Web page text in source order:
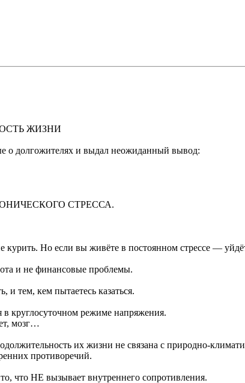
ЖИЗНИ
о долгожителях и выдал неожиданный вывод:
СТРЕССА.
Но если вы живёте в постоянном стрессе —
и не финансовые проблемы.
кем пытаетесь казаться.
круглосуточном режиме напряжения.
мозг…
их жизни не связана с природно-
противоречий.
что НЕ вызывает внутреннего сопротивления.